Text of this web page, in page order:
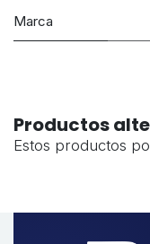
Marca
Productos
Estos productos